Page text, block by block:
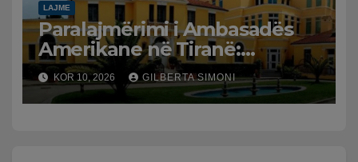
LAJME
Paralajmërimi i Ambasadës
Amerikane në Tiranë:
Prindërit që përdorin vizat
turistike për të lindur në
SHBA mund të mos u
KOR 10, 2026 GILBERTA SIMONI